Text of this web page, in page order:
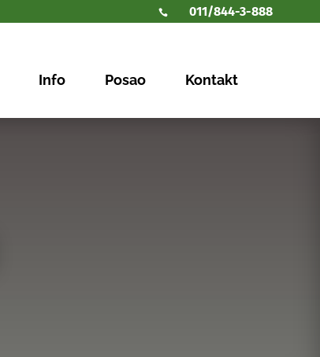
 011/844-3-888
Info Posao Kontakt